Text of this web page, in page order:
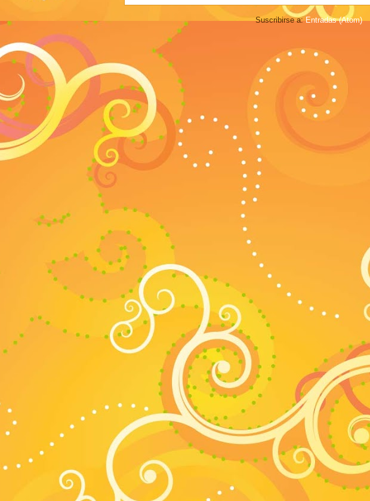
Suscribirse a:Entradas (Atom)